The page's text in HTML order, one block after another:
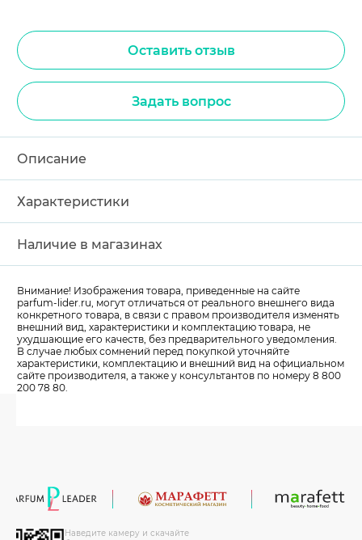
Оставить отзыв
Задать вопрос
Описание
Характеристики
Наличие в магазинах
Внимание! Изображения товара, приведенные на сайте
parfum-lider.ru, могут отличаться от реального внешнего вида
конкретного товара, в связи с правом производителя изменять
внешний вид, характеристики и комплектацию товара, не
ухудшающие его качеств, без предварительного уведомления.
В случае любых сомнений перед покупкой уточняйте
характеристики, комплектацию и внешний вид на официальном
сайте производителя, а также у консультантов по номеру 8 800
200 78 80.
Наведите камеру и скачайте